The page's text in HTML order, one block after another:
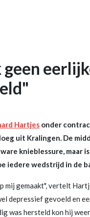
Hartjes onder
uit Kralingen. De
knieblessure, maar
iedere wedstrijd in de
mij gemaakt", vertelt
depressief gevoeld en
was hersteld kon hij